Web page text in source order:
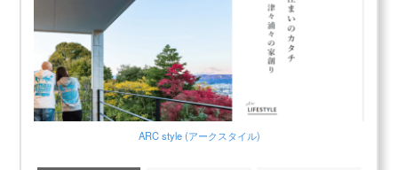
カタログ請求する
大手ハウスメーカーと一緒に
【無料3分】カタログ一括請求する
ARC style (アークスタイル)